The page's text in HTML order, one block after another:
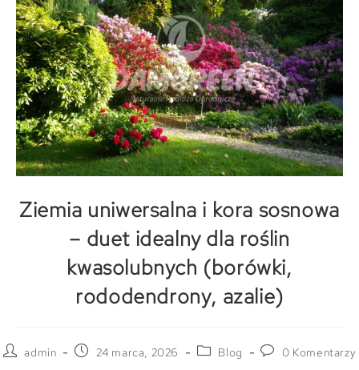
Ziemia uniwersalna i kora sosnowa
– duet idealny dla roślin
kwasolubnych (borówki,
rododendrony, azalie)
admin 24 marca, 2026 Blog 0 Komentarzy